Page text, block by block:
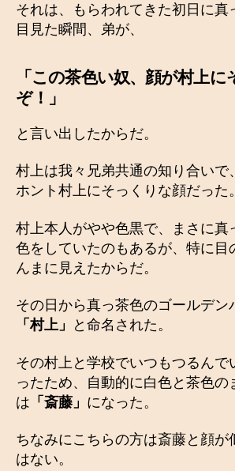
それは、もらわれてきた初日に真
目見た瞬間、弟が、
「この茶色い奴、顔が村上
ぞ！」
と言い出したからだ。
村上は我々兄弟共通の知り合いで
ホント村上にそっくりな顔だった。
村上本人がやや色黒で、まさに真
色をしていたのもあるが、特に目
んまに見えたからだ。
その日から真っ茶色のゴールデン
「村上」
と命名された。
その村上と学校でいつもつるんで
ったため、自動的に白色と茶色の
は 「斎藤」 になった。
ちなみにこちらの方は斎藤と顔が
はない。